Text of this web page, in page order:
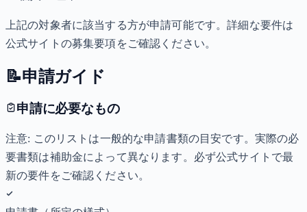
上記の対象者に該当する方が申請可能です。詳細な要件は
公式サイトの募集要項をご確認ください。
📝申請ガイド
申請に必要なもの
注意: このリストは一般的な申請書類の目安です。実際の必
要書類は補助金によって異なります。必ず公式サイトで最
新の要件をご確認ください。